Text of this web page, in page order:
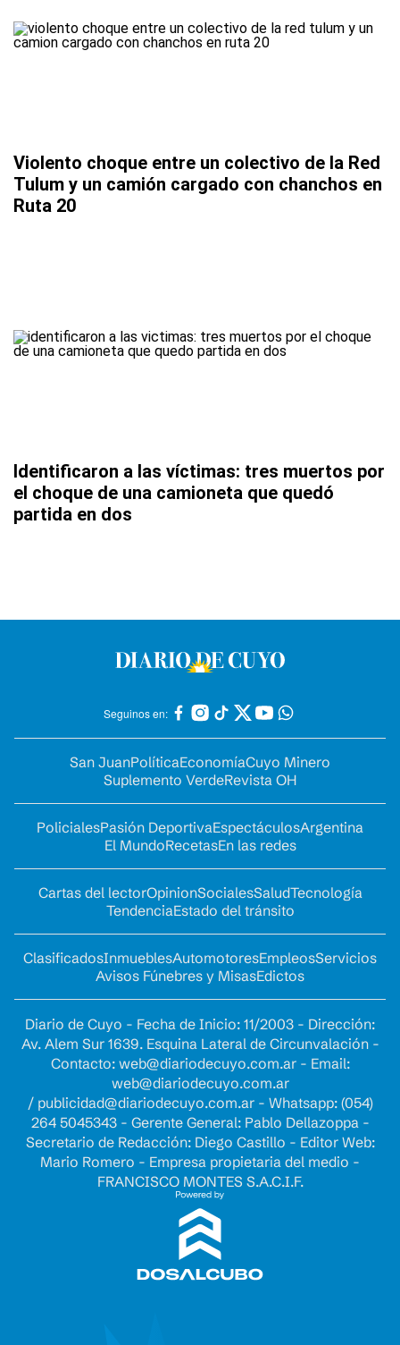
Violento choque entre un colectivo de la Red
Tulum y un camión cargado con chanchos en
Ruta 20
Identificaron a las víctimas: tres muertos por
el choque de una camioneta que quedó
partida en dos
Seguinos en:
San JuanPolíticaEconomíaCuyo Minero
Suplemento VerdeRevista OH
PolicialesPasión DeportivaEspectáculosArgentina
El MundoRecetasEn las redes
Cartas del lectorOpinionSocialesSaludTecnología
TendenciaEstado del tránsito
ClasificadosInmueblesAutomotoresEmpleosServicios
Avisos Fúnebres y MisasEdictos
Diario de Cuyo - Fecha de Inicio: 11/2003 - Dirección:
Av. Alem Sur 1639. Esquina Lateral de Circunvalación -
Contacto: web@diariodecuyo.com.ar- Email:
web@diariodecuyo.com.ar
/ publicidad@diariodecuyo.com.ar- Whatsapp: (054)
264 5045343 - Gerente General: Pablo Dellazoppa -
Secretario de Redacción: Diego Castillo - Editor Web:
Mario Romero - Empresa propietaria del medio -
FRANCISCO MONTES S.A.C.I.F.